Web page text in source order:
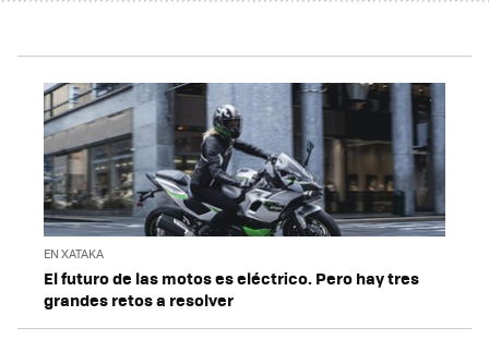
EN XATAKA
El futuro de las motos es eléctrico. Pero hay tres
grandes retos a resolver